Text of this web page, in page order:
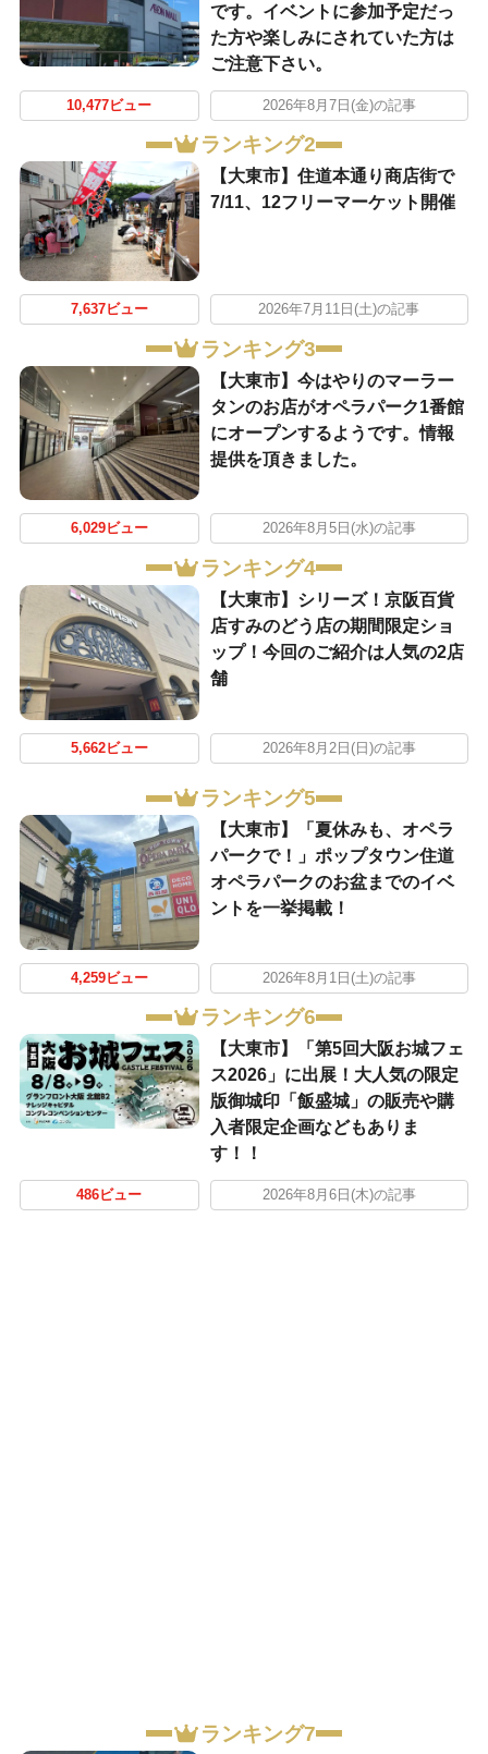
です。イベントに参加予定だっ
た方や楽しみにされていた方は
ご注意下さい。
10,477ビュー 2026年8月7日(金)の記事
ランキング2
【大東市】住道本通り商店街で
7/11、12フリーマーケット開催
7,637ビュー 2026年7月11日(土)の記事
ランキング3
【大東市】今はやりのマーラー
タンのお店がオペラパーク1番館
にオープンするようです。情報
提供を頂きました。
6,029ビュー 2026年8月5日(水)の記事
ランキング4
【大東市】シリーズ！京阪百貨
店すみのどう店の期間限定ショ
ップ！今回のご紹介は人気の2店
舗
5,662ビュー 2026年8月2日(日)の記事
ランキング5
【大東市】「夏休みも、オペラ
パークで！」ポップタウン住道
オペラパークのお盆までのイベ
ントを一挙掲載！
4,259ビュー 2026年8月1日(土)の記事
ランキング6
【大東市】「第5回大阪お城フェ
ス2026」に出展！大人気の限定
版御城印「飯盛城」の販売や購
入者限定企画などもありま
す！！
486ビュー 2026年8月6日(木)の記事
ランキング7